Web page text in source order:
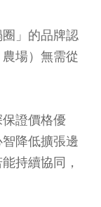
」的品牌認
場）無需從
證價格優
降低擴張邊
持續協同，